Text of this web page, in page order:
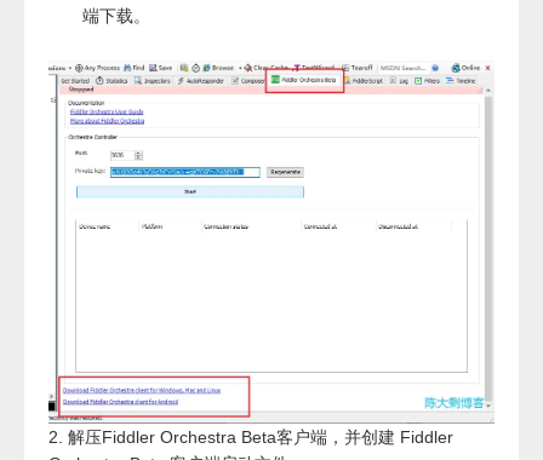
端下载。
2. 解压Fiddler Orchestra Beta客户端，并创建 Fiddler